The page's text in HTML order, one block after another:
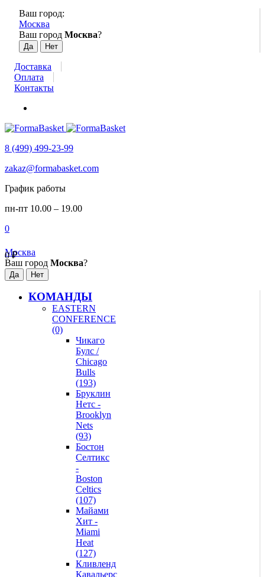
Ваш город:
Москва
Ваш город Москва?
Доставка
Оплата
Контакты
8 (499) 499-23-99
zakaz@formabasket.com
График работы
пн-пт 10.00 – 19.00
0
0₽
Москва
Ваш город Москва?
КОМАНДЫ
EASTERN
CONFERENCE
(0)
Чикаго
Булс /
Chicago
Bulls
(193)
Бруклин
Нетс -
Brooklyn
Nets
(93)
Бостон
Селтикс
-
Boston
Celtics
(107)
Майами
Хит -
Miami
Heat
(127)
Кливленд
Кавальерс